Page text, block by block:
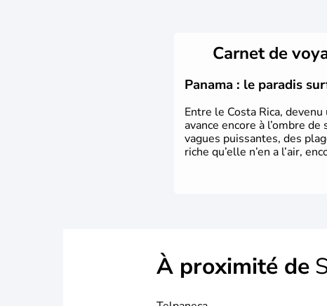
Carnet de
Panama : le paradis
Entre le Costa Rica,
avance encore à l’ombre
vagues puissantes, des
riche qu’elle n’en a l’air,
À proximité de